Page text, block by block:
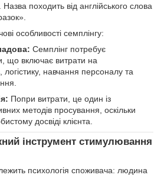
походить від англійського слова
особливості семплінгу:
Семплінг потребує
що включає витрати на
логістику, навчання персоналу та
Попри витрати, це один із
методів просування, оскільки
досвіді клієнта.
інструмент стимулювання
психологія споживача: людина